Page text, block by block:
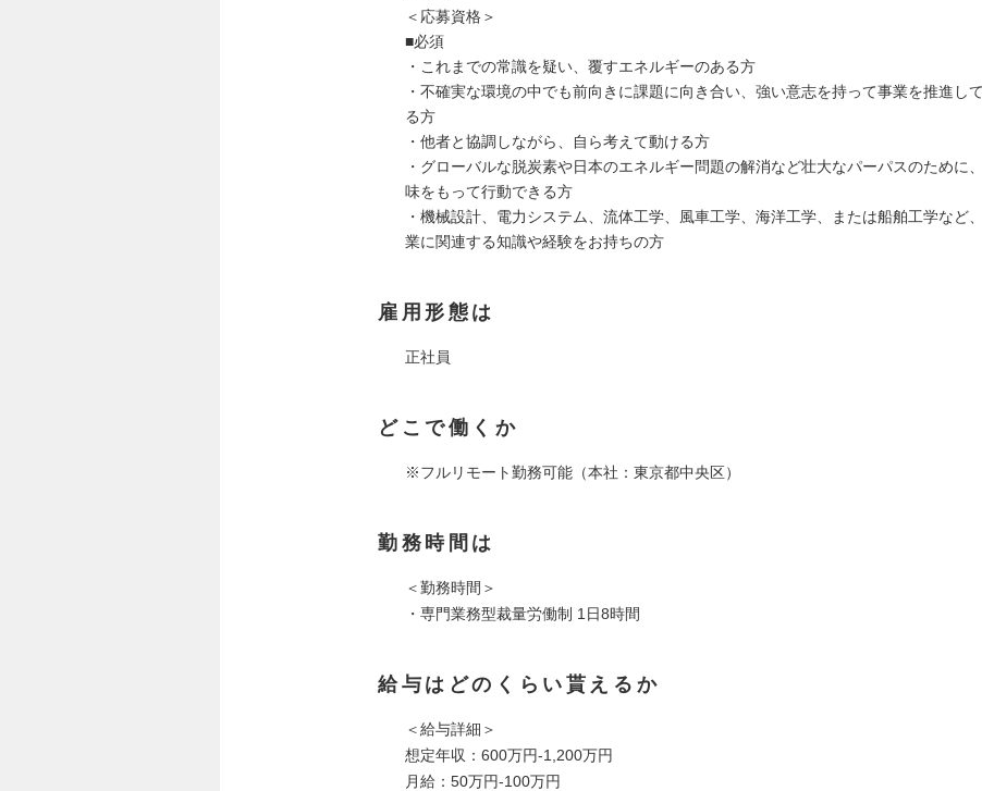
＜応募資格＞
■必須
・これまでの常識を疑い、覆すエネルギーのある方
・不確実な環境の中でも前向きに課題に向き合い、強い意志を持って事業を推進し
る方
・他者と協調しながら、自ら考えて動ける方
・グローバルな脱炭素や日本のエネルギー問題の解消など壮大なパーパスのために
味をもって行動できる方
・機械設計、電力システム、流体工学、風車工学、海洋工学、または船舶工学など
業に関連する知識や経験をお持ちの方
雇用形態は
正社員
どこで働くか
※フルリモート勤務可能（本社：東京都中央区）
勤務時間は
＜勤務時間＞
・専門業務型裁量労働制 1日8時間
給与はどのくらい貰えるか
＜給与詳細＞
想定年収：600万円‐1,200万円
月給：50万円‐100万円